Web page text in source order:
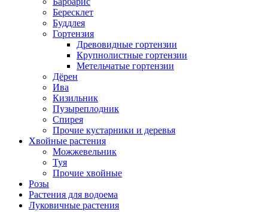
Бересклет
Буддлея
Гортензия
Древовидные гортензии
Крупнолистные гортензии
Метельчатые гортензии
Дёрен
Ива
Кизильник
Пузыреплодник
Спирея
Прочие кустарники и деревья
Хвойные растения
Можжевельник
Туя
Прочие хвойные
Розы
Растения для водоема
Луковичные растения